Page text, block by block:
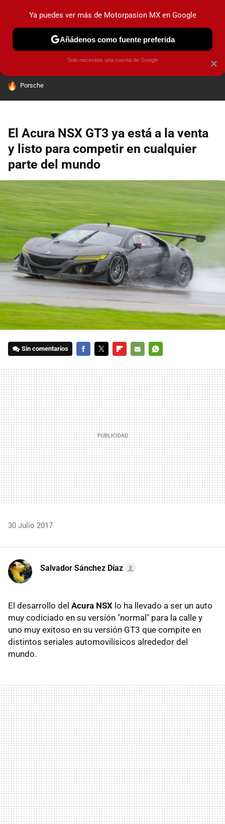
PRUEBAS INDUSTRIA HOY NO CIRCULA
HOY SE HABLA DE
Porsche
El Acura NSX GT3 ya está a la venta
y listo para competir en cualquier
parte del mundo
Sin comentarios
MAIL
30 Julio 2017
Salvador Sánchez Díaz
El desarrollo del Acura NSX lo ha llevado a ser un auto
muy codiciado en su versión "normal" para la calle y
uno muy exitoso en su versión GT3 que compite en
distintos seriales automovilísicos alrededor del
mundo.
×
Ya puedes ver más de Motorpasion MX en Google
Añádenos como fuente preferida
Solo necesitas una cuenta de Google